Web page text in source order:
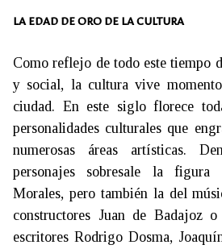
LA EDAD DE ORO DE LA CULTURA
Como reflejo de todo este tiempo
y social, la cultura vive
ciudad. En este siglo florece
personalidades culturales que
numerosas áreas artísticas.
personajes sobresale la
Morales, pero también la del
constructores Juan de Badajoz
escritores Rodrigo Dosma,